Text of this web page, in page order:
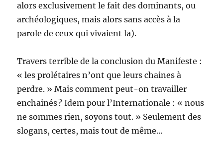
alors exclusivement le fait des dominants, ou
archéologiques, mais alors sans accès à la
parole de ceux qui vivaient la).
Travers terrible de la conclusion du Manifeste :
« les prolétaires n’ont que leurs chaines à
perdre. » Mais comment peut-on travailler
enchainés ? Idem pour l’Internationale : « nous
ne sommes rien, soyons tout. » Seulement des
slogans, certes, mais tout de même…